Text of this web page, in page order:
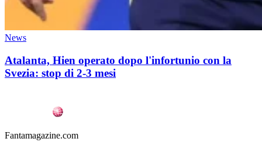
News
Atalanta, Hien operato dopo l'infortunio con la
Svezia: stop di 2-3 mesi
Fantamagazine.com